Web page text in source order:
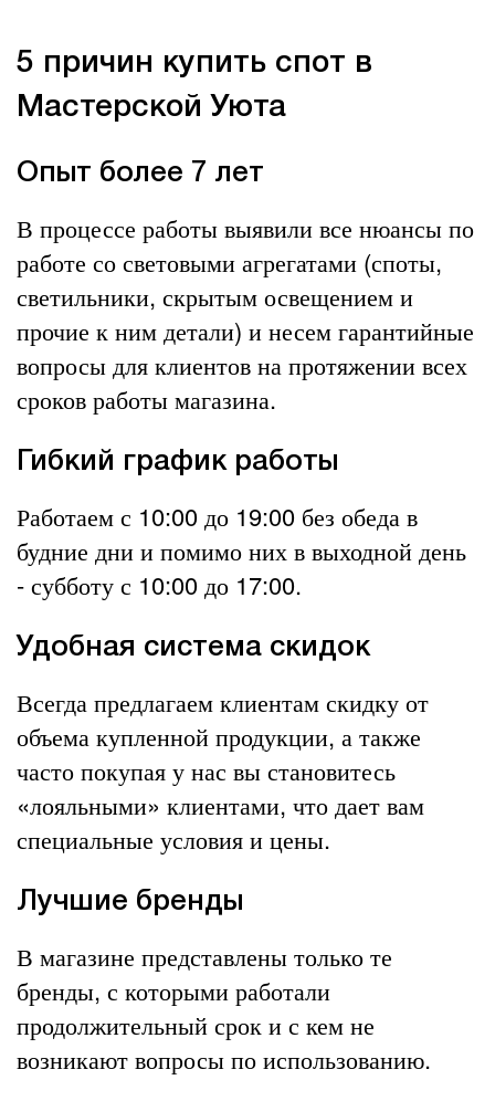
5 причин купить спот в
Мастерской Уюта
Опыт более 7 лет
В процессе работы выявили все нюансы по
работе со световыми агрегатами (споты,
светильники, скрытым освещением и
прочие к ним детали) и несем гарантийные
вопросы для клиентов на протяжении всех
сроков работы магазина.
Гибкий график работы
Работаем с 10:00 до 19:00 без обеда в
будние дни и помимо них в выходной день
- субботу с 10:00 до 17:00.
Удобная система скидок
Всегда предлагаем клиентам скидку от
объема купленной продукции, а также
часто покупая у нас вы становитесь
«лояльными» клиентами, что дает вам
специальные условия и цены.
Лучшие бренды
В магазине представлены только те
бренды, с которыми работали
продолжительный срок и с кем не
возникают вопросы по использованию.